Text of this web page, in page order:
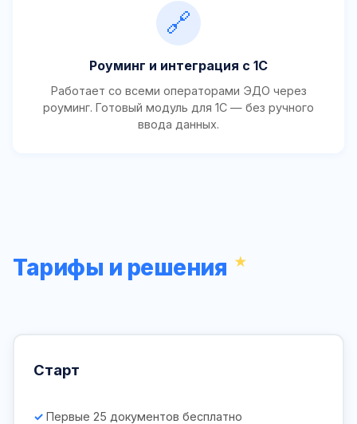
🔗
Роуминг и интеграция с 1С
Работает со всеми операторами ЭДО через
роуминг. Готовый модуль для 1С — без ручного
ввода данных.
Тарифы и решения
Старт
Первые 25 документов бесплатно